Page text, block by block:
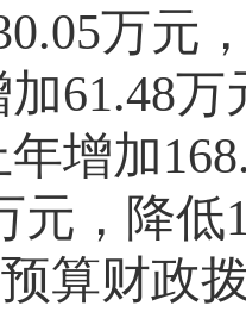
万元
61.48万
增加
元，降低
算财政